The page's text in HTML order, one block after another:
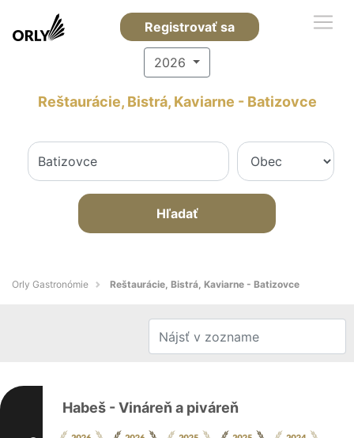
Registrovať sa
2026
Reštaurácie, Bistrá, Kaviarne - Batizovce
Hľadať
Orly Gastronómie Reštaurácie, Bistrá, Kaviarne - Batizovce
Habeš - Vináreň a piváreň